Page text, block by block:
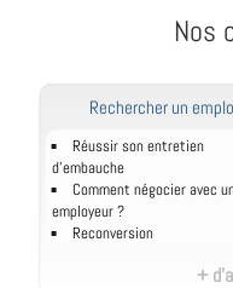
Nos
Rechercher un
Réussir son entretien
d'embauche
Comment négocier avec
employeur ?
Reconversion
+